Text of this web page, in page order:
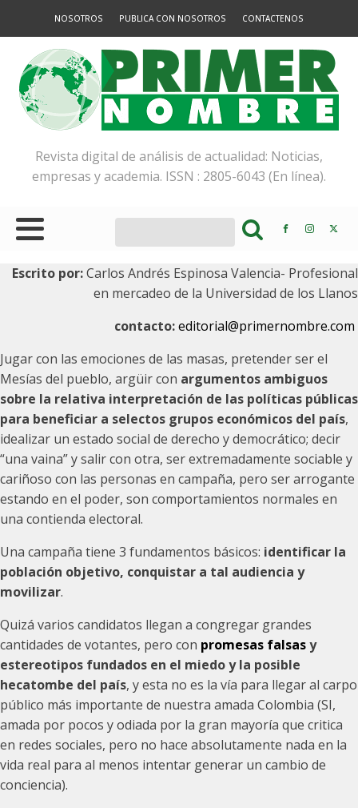
NOSOTROS PUBLICA CON NOSOTROS CONTACTENOS
Revista digital de análisis de actualidad: Noticias,
empresas y academia. ISSN : 2805-6043 (En línea).
Escrito por:Carlos Andrés Espinosa Valencia- Profesional
en mercadeo de la Universidad de los Llanos
contacto:editorial@primernombre.com
Jugar con las emociones de las masas, pretender ser el
Mesías del pueblo, argüir con argumentos ambiguos
sobre la relativa interpretación de las políticas públicas
para beneficiar a selectos grupos económicos del país,
idealizar un estado social de derecho y democrático; decir
“una vaina” y salir con otra, ser extremadamente sociable y
cariñoso con las personas en campaña, pero ser arrogante
estando en el poder, son comportamientos normales en
una contienda electoral.
Una campaña tiene 3 fundamentos básicos: identificar la
población objetivo, conquistar a tal audiencia y
movilizar.
Quizá varios candidatos llegan a congregar grandes
cantidades de votantes, pero con promesas falsasy
estereotipos fundados en el miedo y la posible
hecatombe del país, y esta no es la vía para llegar al carpo
público más importante de nuestra amada Colombia (SI,
amada por pocos y odiada por la gran mayoría que critica
en redes sociales, pero no hace absolutamente nada en la
vida real para al menos intentar generar un cambio de
conciencia).